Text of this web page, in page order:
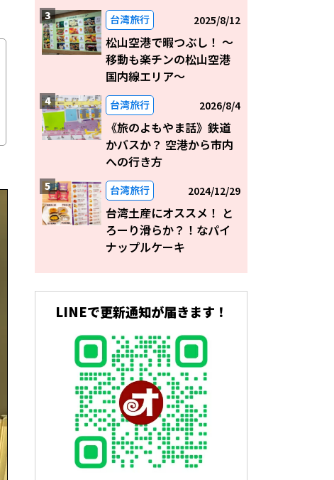
台湾旅行 2025/8/12
松山空港で暇つぶし！ 〜
移動も楽チンの松山空港
国内線エリア～
台湾旅行 2026/8/4
《旅のよもやま話》鉄道
かバスか？ 空港から市内
への行き方
台湾旅行 2024/12/29
台湾土産にオススメ！ と
ろーり滑らか？！なパイ
ナップルケーキ
LINEで更新通知が届きます！